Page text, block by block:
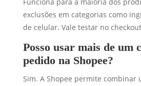
Funciona para a maioria dos
exclusões em categorias como
de celular. Vale testar no
Posso usar mais de um
pedido na Shopee?
Sim. A Shopee permite combinar